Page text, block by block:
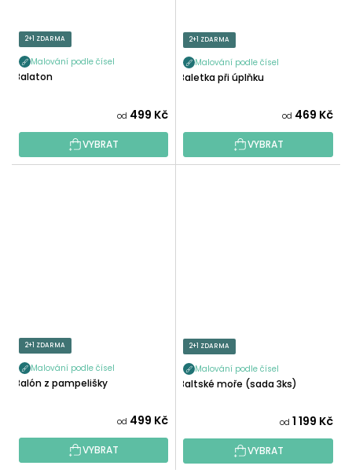
2+1 ZDARMA
Malování podle čísel
Balaton
od 499 Kč
VYBRAT
2+1 ZDARMA
Malování podle čísel
Baletka při úplňku
od 469 Kč
VYBRAT
2+1 ZDARMA
Malování podle čísel
Balón z pampelišky
od 499 Kč
VYBRAT
2+1 ZDARMA
Malování podle čísel
Baltské moře (sada 3ks)
od 1 199 Kč
VYBRAT